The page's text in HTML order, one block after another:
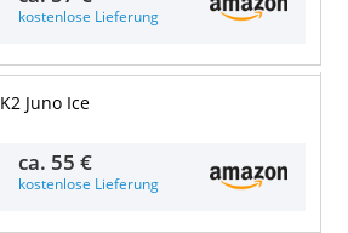
kostenlose Lieferung
K2 Juno Ice
ca. 55 €
kostenlose Lieferung